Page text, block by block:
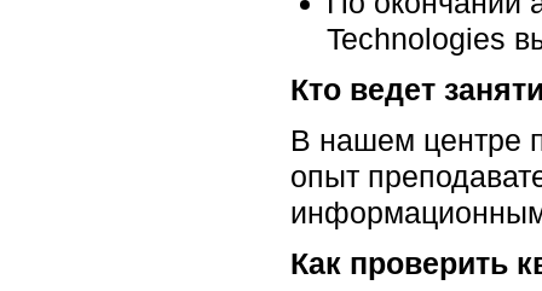
Technologies
Кто ведет
В нашем центре
опыт
Как проверить